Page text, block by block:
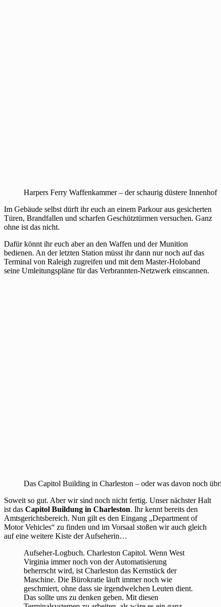
Harpers Ferry Waffenkammer – der schaurig düstere Innenhof
Im Gebäude selbst dürft ihr euch an einem Parkour aus gesicherten
Türen, Brandfallen und scharfen Geschütztürmen versuchen. Ganz
ohne ist das nicht.
Dafür könnt ihr euch aber an den Waffen und der Munition
bedienen. An der letzten Station müsst ihr dann nur noch auf das
Terminal von Raleigh zugreifen und mit dem Master-Holoband
seine Umleitungspläne für das Verbrannten-Netzwerk einscannen.
Das Capitol Building in Charleston – oder was davon noch
Soweit so gut. Aber wir sind noch nicht fertig. Unser nächster Halt
ist das Capitol Buildung in Charleston. Ihr kennt bereits den
Amtsgerichtsbereich. Nun gilt es den Eingang „Department of
Motor Vehicles“ zu finden und im Vorsaal stoßen wir auch gleich
auf eine weitere Kiste der Aufseherin…
Aufseher-Logbuch. Charleston Capitol. Wenn West
Virginia immer noch von der Automatisierung
beherrscht wird, ist Charleston das Kernstück der
Maschine. Die Bürokratie läuft immer noch wie
geschmiert, ohne dass sie irgendwelchen Leuten dient.
Das sollte uns zu denken geben. Mit diesen